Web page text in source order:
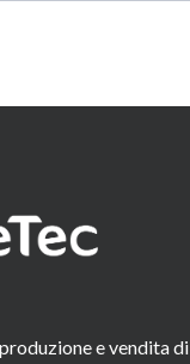
e vendita di